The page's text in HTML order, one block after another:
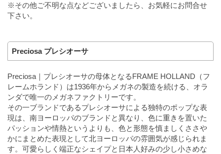
※その他ご不明な点などございましたら、お気軽にお問合せ
下さい。
Preciosa プレシオーサ
Preciosa｜プレシオーサの母体となるFRAME HOLLAND（フ
レームホランド）は1936年からメガネの製造を続ける、オラ
ンダで唯一のメガネファクトリーです。
その一ブランドであるプレシオーサによる独特のポップな表
現は、南ヨーロッパのブランドと異なり、色に重きを置いた
パッションや情熱というよりも、色と形態を慎ましくささや
かにまとめた表現として北ヨーロッパの雰囲気が感じられま
す。可愛らしく端正なシェイプと日本人好みの少し小さめな